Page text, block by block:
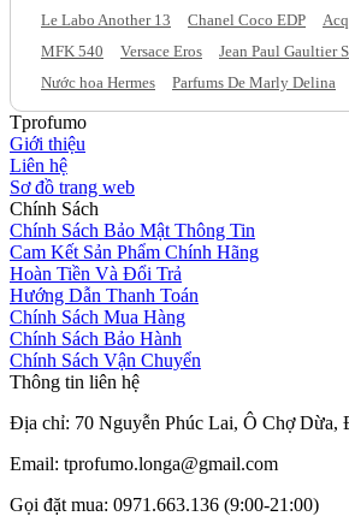
Le Labo Another 13
Chanel Coco EDP
MFK 540
Versace Eros
Jean Paul Gaultier
Nước hoa Hermes
Parfums De Marly Delina
Tprofumo
Giới thiệu
Liên hệ
Sơ đồ trang web
Chính Sách
Chính Sách Bảo Mật Thông Tin
Cam Kết Sản Phẩm Chính Hãng
Hoàn Tiền Và Đổi Trả
Hướng Dẫn Thanh Toán
Chính Sách Mua Hàng
Chính Sách Bảo Hành
Chính Sách Vận Chuyển
Thông tin liên hệ
Địa chỉ: 70 Nguyễn Phúc Lai, Ô Chợ Dừa,
Email: tprofumo.longa@gmail.com
Gọi đặt mua: 0971.663.136 (9:00-21:00)